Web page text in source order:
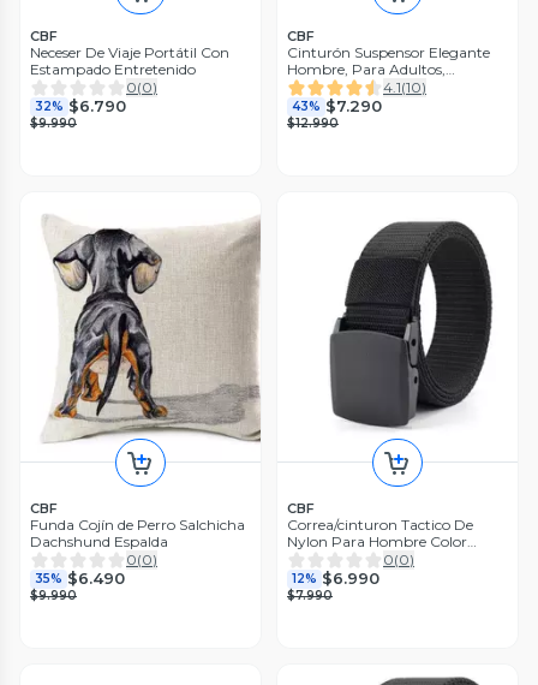
CBF
Neceser De Viaje Portátil Con
Estampado Entretenido
0(0)
32% $6.790
$9.990
CBF
Cinturón Suspensor Elegante
Hombre, Para Adultos,
Suspensores
4.1(10)
43% $7.290
$12.990
CBF
Funda Cojín de Perro Salchicha
Dachshund Espalda
0(0)
35% $6.490
$9.990
CBF
Correa/cinturon Tactico De
Nylon Para Hombre Color
Negro Talla Estándar
0(0)
12% $6.990
$7.990